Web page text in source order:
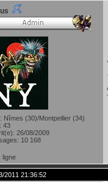
Nîmes (30)/Montpellier (34)
43
26/08/2009
10 168
ligne
2011 21:36:52